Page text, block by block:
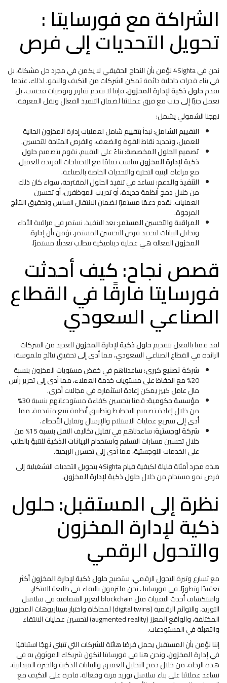
الشراكة مع فورسايتا :
تحويل التحديات إلى فرص
نحن في 4Sighta نؤمن بأن النجاح الحقيقي لا يكمن في مجرد حل مشكلة، بل
في بناء قدرات داخلية دائمة تمكن الشركات من التكيف والنمو. لذلك، عندما
نقدمحلول ذكية لإدارة المخزون، فإننا لا نقدم تقارير وتوصيات فحسب، بل
نعمل جنبًا إلى جنب مع فرق عملائنا لضمان التنفيذ الفعال ونقل المعرفة.
نهجنا الشمولي يشمل:
التقييم الشامل:نبدأ بتقييم شامل لعمليات إدارة المخزون الحالية
للعميل، وتحديد نقاط القوة والضعف، والفرص المتاحة للتحسين.
تصميم الحلول المخصصة:بناءً على التقييم، نقوم بتصميمحلول
ذكية لإدارة المخزونتتناسب تمامًا مع الاحتياجات الفريدة للعميل،
مع مراعاة البنية التحتية والتحديات الخاصة بالصناعة.
التنفيذ والدعم:نساعد في تنفيذ الحلول المقترحة، سواء كان ذلك
من خلال دمج أنظمة جديدة، أو تدريب الموظفين، أو تحسين
العمليات. نقدم دعمًا مستمرًا لضمان الانتقال السلس وتحقيق النتائج
المرجوة.
المراقبة والتحسين المستمر:بعد التنفيذ، نستمر في مراقبة الأداء
وتحليل البيانات لتحديد فرص التحسين المستمر. نؤمن بأنإدارة
المخزونالفعالة هي عملية ديناميكية تتطلب تعديلًا مستمرًا.
قصص نجاح: كيف أحدثت
فورسايتا فارقًا في القطاع
الصناعي السعودي
لقد قمنا بالفعل بتقديمحلول ذكية لإدارة المخزونللعديد من الشركات
الرائدة في القطاع الصناعي السعودي، مما أدى إلى تحقيق نتائج ملموسة:
شركة تصنيع كبرى:ساعدناهم في خفض مستويات المخزون بنسبة
20% مع الحفاظ على مستويات خدمة العملاء، مما أدى إلى تحرير رأس
مال عامل كبير يمكن إعادة استثماره في مجالات أخرى.
مؤسسة حكومية: قمنا بتحسين كفاءة مستودعاتهم بنسبة 30%
من خلال إعادة تصميم التخطيط وتطبيق أنظمة تتبع متقدمة، مما
أدى إلى تسريع عمليات الاستلام والإرسال وتقليل الأخطاء.
شركة لوجستية: ساعدناهم في تقليل تكاليف النقل بنسبة 15% من
خلال تحسين مسارات التسليم واستخدامالبيانات الذكيةللتنبؤ بالطلب
على الخدمات اللوجستية، مما أدى إلى تحسين الربحية.
هذه مجرد أمثلة قليلة لكيفية قيام 4Sighta بتحويل التحديات التشغيلية إلى
فرص نمو مستدام من خلالحلول ذكية لإدارة المخزون.
نظرة إلى المستقبل: حلول
ذكية لإدارة المخزون
والتحول الرقمي
مع تسارع وتيرة التحول الرقمي، ستصبححلول ذكية لإدارة المخزونأكثر
تعقيدًا وتطورًا. في فورسايتا ، نحن ملتزمون بالبقاء في طليعة الابتكار،
واستكشاف أحدث التقنيات مثل blockchain لتعزيز الشفافية في سلاسل
التوريد، والتوائم الرقمية (digital twins) لمحاكاة واختبار سيناريوهات المخزون
المختلفة، والواقع المعزز (augmented reality) لتحسين عمليات الانتقاء
والتعبئة في المستودعات.
إننا نؤمن بأن المستقبل يحمل فرصًا هائلة للشركات التي تتبنى نهجًا استباقيًا
فيإدارة المخزون، ونحن هنا في فورسايتا لنكون شريكك الموثوق به في
هذه الرحلة. من خلال دمج التحليل العميق والبيانات الذكية والخبرة الميدانية،
نساعد عملائنا على بناء سلاسل توريد مرنة وفعالة، قادرة على التكيف مع